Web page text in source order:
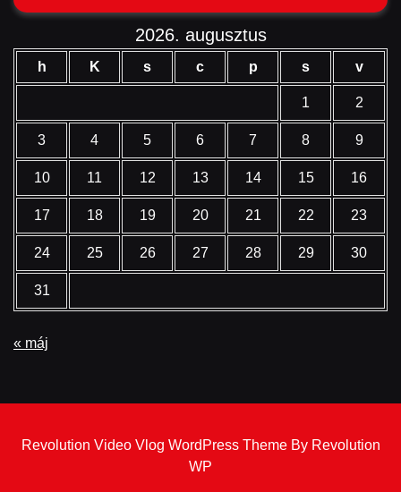
2026. augusztus
h K s c p s v
1 2
3 4 5 6 7 8 9
10 11 12 13 14 15 16
17 18 19 20 21 22 23
24 25 26 27 28 29 30
31
« máj
Revolution Video Vlog WordPress Theme By Revolution
WP